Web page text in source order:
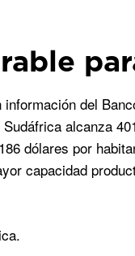
del
alcanza
dólares por
capacidad